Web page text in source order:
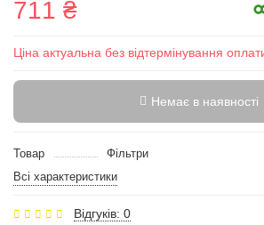
711 ₴
Ціна актуальна без відтермінування
Немає в наявності
Товар
Фільтри
Всі характеристики
Відгуків: 0